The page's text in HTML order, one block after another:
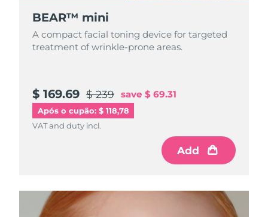
BEAR™ mini
A compact facial toning device for targeted
treatment of wrinkle-prone areas.
$ 169.69 $ 239 save $ 69.31
Após o cupão: $ 118,78
VAT and duty incl.
Add
Emirados Árabes
Unidos
Reino Unido Entrega prevista
Uzbequistão
Entrega prevista15/08/2026